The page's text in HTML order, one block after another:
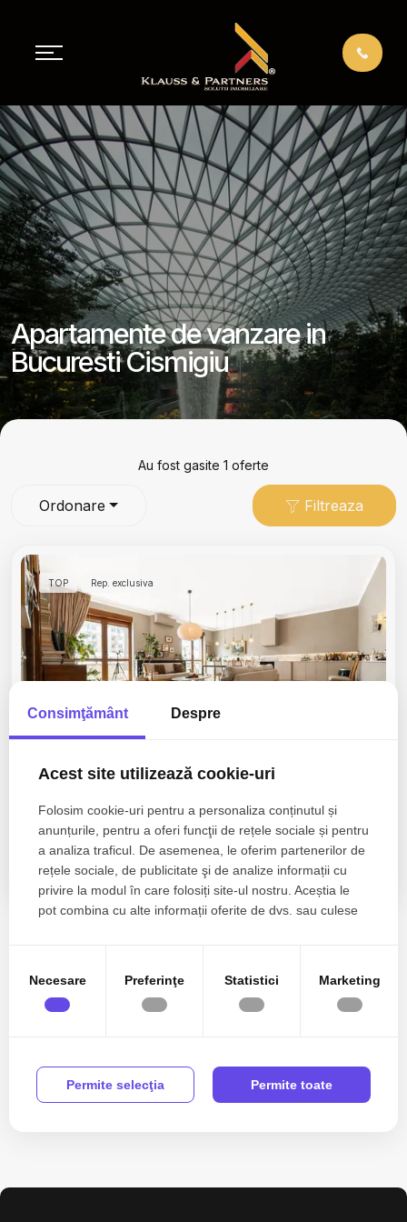
Apartamente de vanzare in
Bucuresti Cismigiu
Au fost gasite 1 oferte
Ordonare Filtreaza
TOP Rep. exclusiva
Apartamentul de vis din centrul Micului Paris
3 camere 1 baie 89.48mp
Apartamente de vanzare in Bucuresti Unirii
Apartamente de vanzare in Bucuresti Gara de Nord
Consimţământ Despre
Acest site utilizează cookie-uri
Folosim cookie-uri pentru a personaliza conținutul și
anunțurile, pentru a oferi funcţii de rețele sociale și pentru
a analiza traficul. De asemenea, le oferim partenerilor de
rețele sociale, de publicitate şi de analize informații cu
privire la modul în care folosiți site-ul nostru. Aceștia le
pot combina cu alte informații oferite de dvs. sau culese
Necesare Preferinţe Statistici Marketing
Permite selecţia Permite toate